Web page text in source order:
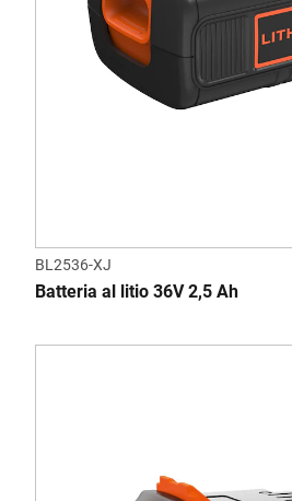
BL2536-XJ
Batteria al litio 36V 2,5 Ah